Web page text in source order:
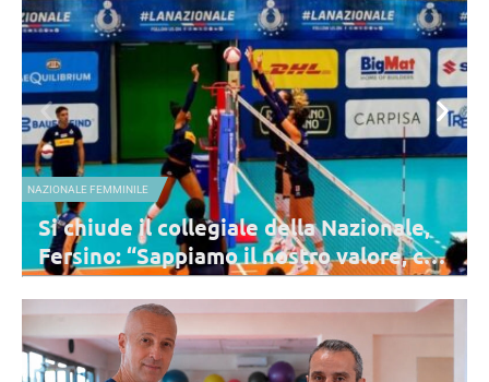
NAZIONALE FEMMINILE
I consigli di lettura di Velasco all’Italia:
dal “Libro della Giungla” a “Fahrenheit
451”
con la preparazione per i prossimi Campionati Europei: una
bellissima iniziativa.